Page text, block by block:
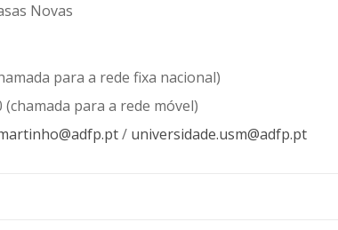
Novas
para a rede fixa nacional)
(chamada para a rede móvel)
/ universidade.usm@adfp.pt